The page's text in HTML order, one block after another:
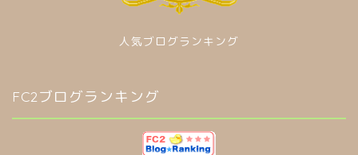
人気ブログランキング
FC2ブログランキング